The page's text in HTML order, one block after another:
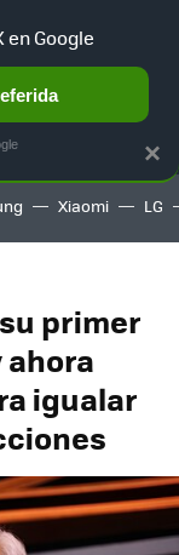
TERRITORIO
Xiaomi LG
primer
ahora
igualar
×
en Google